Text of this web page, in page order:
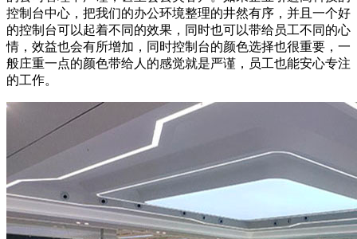
控制台中心，把我们的办公环境整理的井然有序，并且一个好
的控制台可以起着不同的效果，同时也可以带给员工不同的心
情，效益也会有所增加，同时控制台的颜色选择也很重要，一
般庄重一点的颜色带给人的感觉就是严谨，员工也能安心专注
的工作。